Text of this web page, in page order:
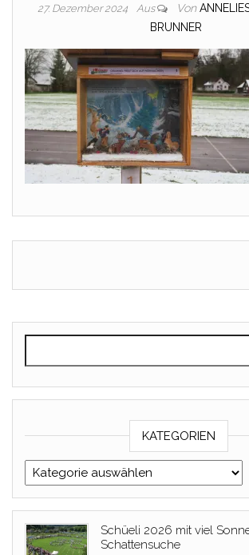
27. Dezember 2024 Aus Von
BRUNNER
KATEGORIEN
Kategorien
Schüeli 2026 mit viel
Schattensuche